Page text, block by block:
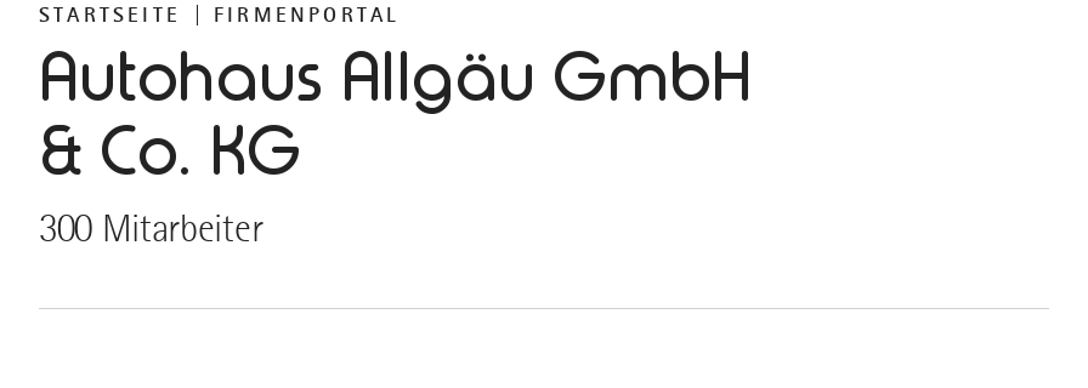
STARTSEITE FIRMENPORTAL
Autohaus Allgäu GmbH
& Co. KG
300 Mitarbeiter